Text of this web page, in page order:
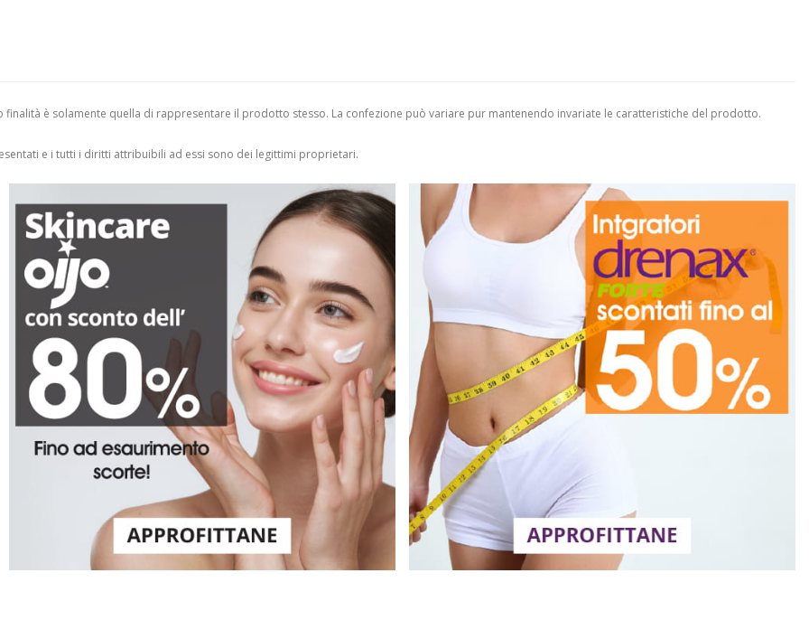
è solamente quella di rappresentare il prodotto stesso. La confezione può variare pur mantenendo invariate le caratteristiche del prodotto.
e i tutti i diritti attribuibili ad essi sono dei legittimi proprietari.